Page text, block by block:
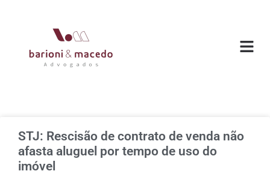
STJ: Rescisão de contrato de venda não
afasta aluguel por tempo de uso do
imóvel